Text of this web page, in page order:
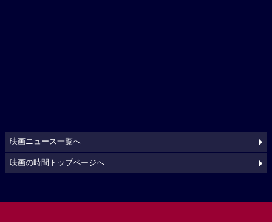
映画ニュース一覧へ
映画の時間トップページへ